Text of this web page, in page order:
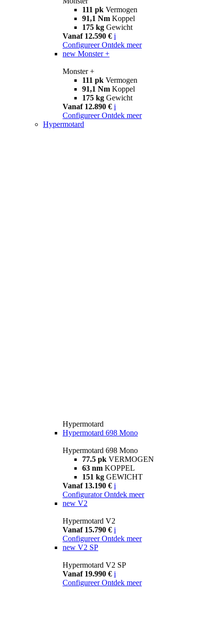
111 pk Vermogen
91,1 Nm Koppel
175 kg Gewicht
Vanaf 12.590 € i
Configureer Ontdek meer
new Monster +
Monster +
111 pk Vermogen
91,1 Nm Koppel
175 kg Gewicht
Vanaf 12.890 € i
Configureer Ontdek meer
Hypermotard
Hypermotard
Hypermotard 698 Mono
Hypermotard 698 Mono
77.5 pk VERMOGEN
63 nm KOPPEL
151 kg GEWICHT
Vanaf 13.190 € i
Configurator Ontdek meer
new V2
Hypermotard V2
Vanaf 15.790 € i
Configureer Ontdek meer
new V2 SP
Hypermotard V2 SP
Vanaf 19.990 € i
Configureer Ontdek meer